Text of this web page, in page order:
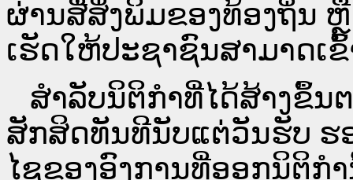
ຜ່ານ​ສື່ສິ່ງພິມຂອງທ້ອງຖິ່ນ
ເຮັດໃຫ້ປະຊາຊົນສາມາດເຂົ້
ສໍາລັບນິຕິກໍາທີ່ໄດ້ສ້າງຂຶ້ນ
ສັກສິດທັນທີນັບແຕ່ວັນຮັບ ຮ
ໄຊຂອງອົງການທີ່ອອກນິຕິ